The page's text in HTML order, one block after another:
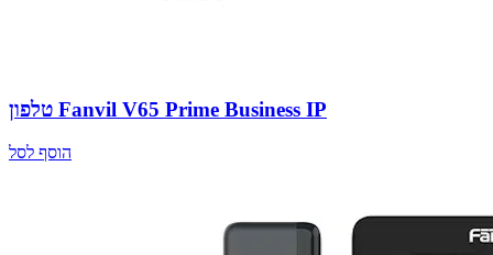
טלפון Fanvil V65 Prime Business IP
הוסף לסל